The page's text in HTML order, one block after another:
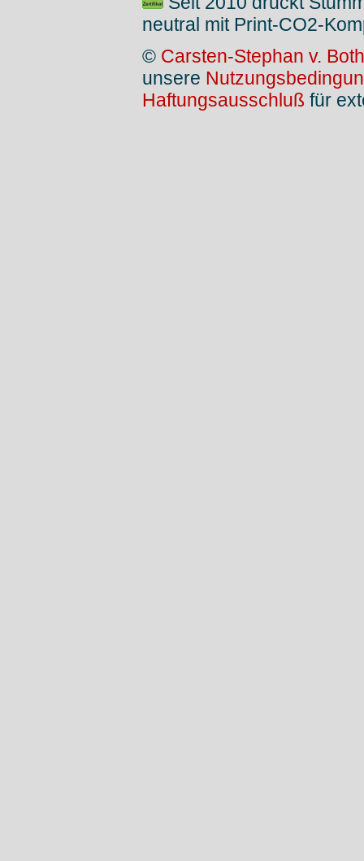
neutral mit Print-CO2-
© Carsten-Stephan v.
unsere
Haftungsausschluß für